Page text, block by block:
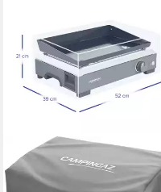
CAMPINGAZ
Grillabdeckhaube Campingaz